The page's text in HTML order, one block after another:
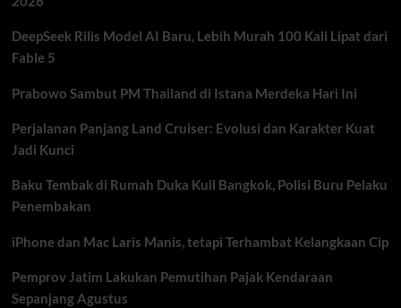
DeepSeek Rilis Model AI Baru, Lebih Murah 100 Kali Lipat dari
Fable 5
Prabowo Sambut PM Thailand di Istana Merdeka Hari Ini
Perjalanan Panjang Land Cruiser: Evolusi dan Karakter Kuat
Jadi Kunci
Baku Tembak di Rumah Duka Kuil Bangkok, Polisi Buru Pelaku
Penembakan
iPhone dan Mac Laris Manis, tetapi Terhambat Kelangkaan Cip
Pemprov Jatim Lakukan Pemutihan Pajak Kendaraan
Sepanjang Agustus